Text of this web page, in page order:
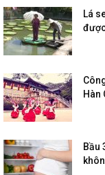
Lá
Hàn
Bầu